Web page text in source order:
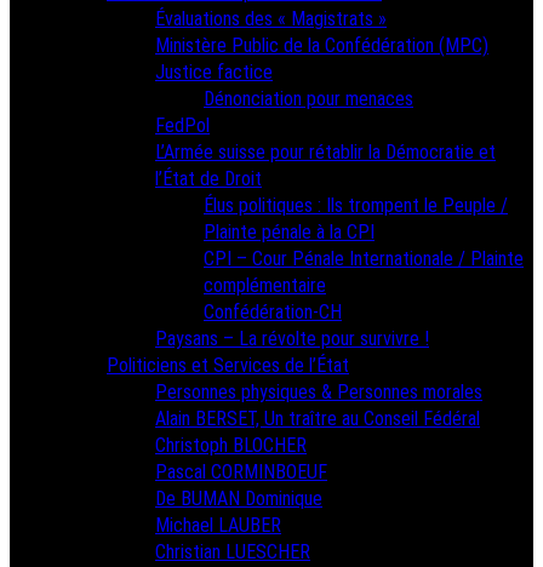
Évaluations des « Magistrats »
Ministère Public de la Confédération (MPC)
Justice factice
Dénonciation pour menaces
FedPol
L’Armée suisse pour rétablir la Démocratie et
l’État de Droit
Élus politiques : Ils trompent le Peuple /
Plainte pénale à la CPI
CPI – Cour Pénale Internationale / Plainte
complémentaire
Confédération-CH
Paysans – La révolte pour survivre !
Politiciens et Services de l’État
Personnes physiques & Personnes morales
Alain BERSET, Un traître au Conseil Fédéral
Christoph BLOCHER
Pascal CORMINBOEUF
De BUMAN Dominique
Michael LAUBER
Christian LUESCHER